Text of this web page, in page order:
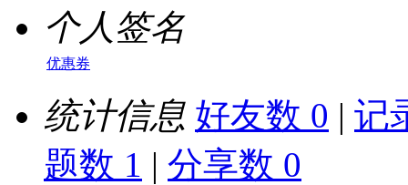
个人签名
优惠券
统计信息 好友数 0 | 记
题数 1 | 分享数 0